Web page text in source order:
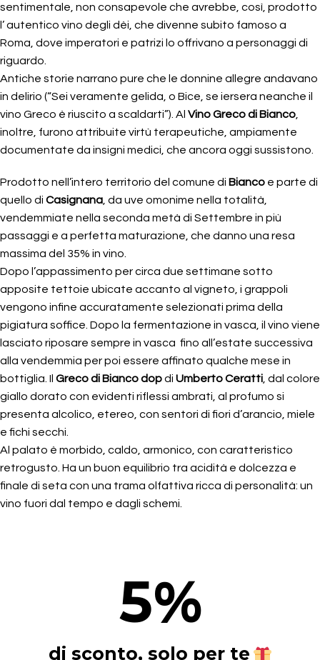
sentimentale, non consapevole che avrebbe, così, prodotto
l’ autentico vino degli dèi, che divenne subito famoso a
Roma, dove imperatori e patrizi lo offrivano a personaggi di
riguardo.
Antiche storie narrano pure che le donnine allegre andavano
in delirio (“Sei veramente gelida, o Bice, se iersera neanche il
vino Greco è riuscito a scaldarti”). Al Vino Greco di Bianco
inoltre, furono attribuite virtù terapeutiche, ampiamente
documentate da insigni medici, che ancora oggi sussistono.
Prodotto nell’intero territorio del comune di Bianco e parte di
quello di Casignana , da uve omonime nella totalità,
vendemmiate nella seconda metà di Settembre in più
passaggi e a perfetta maturazione, che danno una resa
massima del 35% in vino.
Dopo l’appassimento per circa due settimane sotto
apposite tettoie ubicate accanto al vigneto, i grappoli
vengono infine accuratamente selezionati prima della
pigiatura soffice. Dopo la fermentazione in vasca, il vino viene
lasciato riposare sempre in vasca fino all’estate successiva
alla vendemmia per poi essere affinato qualche mese in
bottiglia. Il Greco di Bianco dopdi UmbertoCeratti , dal colore
giallo dorato con evidenti riflessi ambrati, al profumo si
presenta alcolico, etereo, con sentori di fiori d’arancio, miele
e fichi secchi.
Al palato è morbido, caldo, armonico, con caratteristico
retrogusto. Ha un buon equilibrio tra acidità e dolcezza e
finale di seta con una trama olfattiva ricca di personalità: un
vino fuori dal tempo e dagli schemi.
5%
di sconto, solo per te